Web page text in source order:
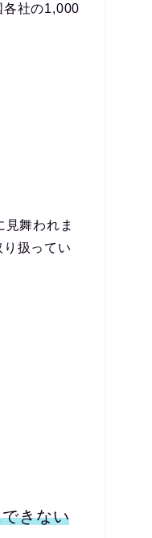
各社の1,000
舞われま
扱ってい
きない